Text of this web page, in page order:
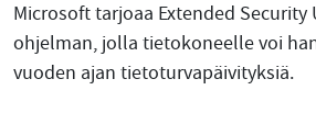
Microsoft tarjoaa Extended Security
ohjelman, jolla tietokoneelle voi
vuoden ajan tietoturvapäivityksiä.